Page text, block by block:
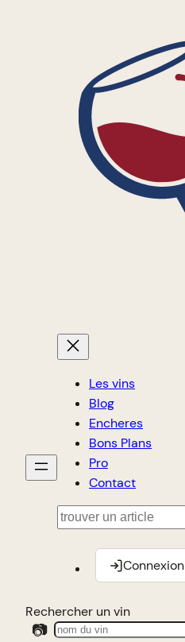
Les vins
Blog
Encheres
Bons Plans
Pro
Contact
Rechercher
Connexion
Rechercher un vin
📷